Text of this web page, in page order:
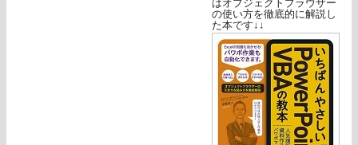
はオブジェクトブラウザー
の使い方を徹底的に解説し
た本です↓↓